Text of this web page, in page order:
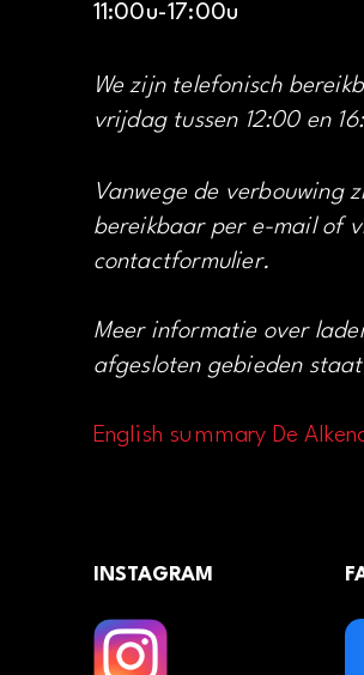
11:00u-17:00u
We zijn telefonisch
vrijdag tussen 12:00 en
Vanwege de verbouwing
bereikbaar per e-mail of
contactformulier.
Meer informatie over
afgesloten gebieden staat
English summary De
INSTAGRAM